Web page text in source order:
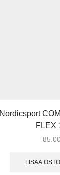
Nordicsport
FLEX
LISÄÄ